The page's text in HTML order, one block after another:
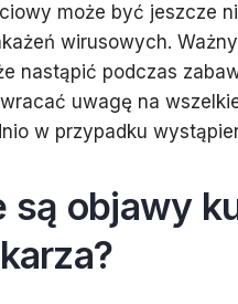
może być jeszcze
wirusowych.
nastąpić podczas
uwagę na
w przypadku
są objawy